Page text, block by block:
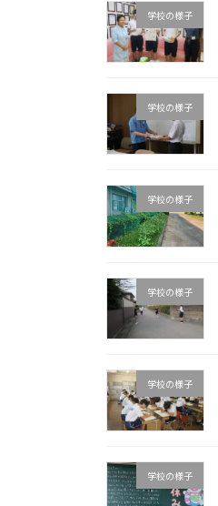
学校の様子
学校の様子
学校の様子
学校の様子
学校の様子
学校の様子